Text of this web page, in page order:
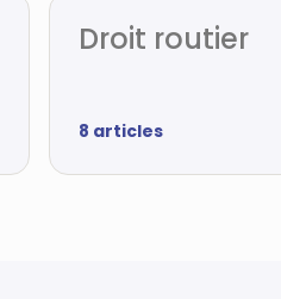
Droit routier
8 articles